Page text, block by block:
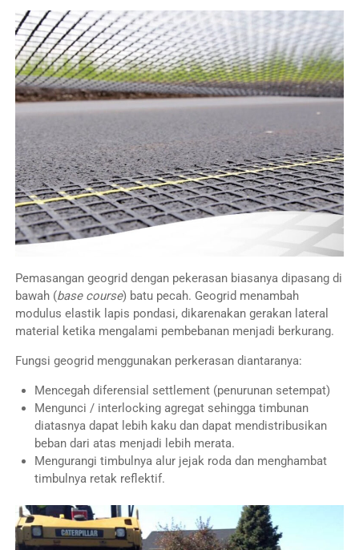
Pemasangan geogrid dengan pekerasan biasanya dipasang di
bawah (base course) batu pecah. Geogrid menambah
modulus elastik lapis pondasi, dikarenakan gerakan lateral
material ketika mengalami pembebanan menjadi berkurang.
Fungsi geogrid menggunakan perkerasan diantaranya:
Mencegah diferensial settlement (penurunan setempat)
Mengunci / interlocking agregat sehingga timbunan
diatasnya dapat lebih kaku dan dapat mendistribusikan
beban dari atas menjadi lebih merata.
Mengurangi timbulnya alur jejak roda dan menghambat
timbulnya retak reflektif.